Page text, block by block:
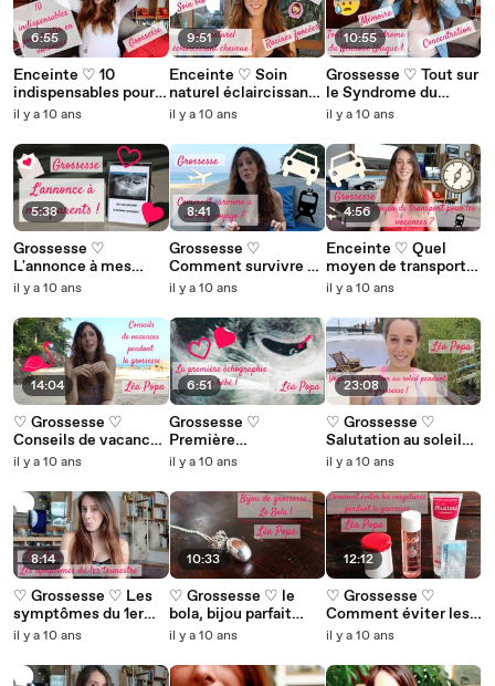
6:55
Enceinte ♡ 10
indispensables pour
partir en vacances
la grossesse
il y a 10 ans
5:38
Grossesse ♡
L'annonce à mes
parents !
il y a 10 ans
14:04
♡ Grossesse ♡
Conseils de vacances
pendant la grossesse
il y a 10 ans
8:14
♡ Grossesse ♡ Les
symptômes du 1er
trimestre
il y a 10 ans
9:51
Enceinte ♡ Soin
naturel éclaircissant
pour les cheveux
il y a 10 ans
8:41
Grossesse ♡
Comment survivre à
un long voyage
il y a 10 ans
6:51
Grossesse ♡
Première
échographie de bébé !
il y a 10 ans
10:33
♡ Grossesse ♡ le
bola, bijou parfait
pour maman et bébé !
il y a 10 ans
10:55
Grossesse ♡ Tout sur
le Syndrome du
Neurone Unique !
il y a 10 ans
4:56
Enceinte ♡ Quel
moyen de transport
pendant la grossesse
il y a 10 ans
23:08
♡ Grossesse ♡
Salutation au soleil
pendant la grossesse
il y a 10 ans
12:12
♡ Grossesse ♡
Comment éviter les
vergetures
il y a 10 ans